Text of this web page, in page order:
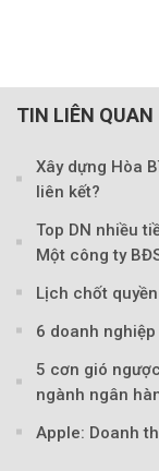
TIN LIÊN QUAN
Xây dựng Hòa
liên kết?
Top DN nhiều
Một công ty
Lịch chốt
6 doanh
5 cơn gió
ngành ngân
Apple: Doanh